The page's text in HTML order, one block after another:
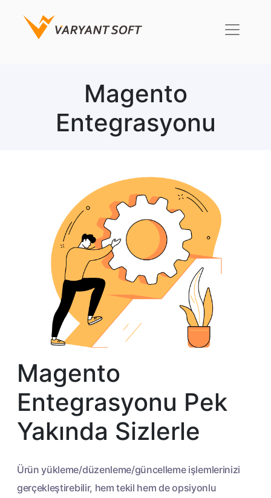
Magento
Entegrasyonu
Magento
Entegrasyonu Pek
Yakında Sizlerle
Ürün yükleme/düzenleme/güncelleme işlemlerinizi
gerçekleştirebilir, hem tekil hem de opsiyonlu